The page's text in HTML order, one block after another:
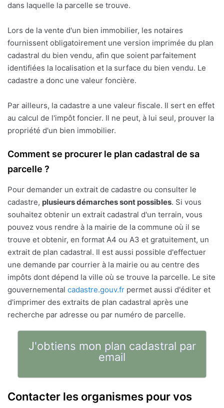
dans laquelle la parcelle se trouve.
Lors de la vente d'un bien immobilier, les notaires
fournissent obligatoirement une version imprimée du plan
cadastral du bien vendu, afin que soient parfaitement
identifiées la localisation et la surface du bien vendu. Le
cadastre a donc une valeur foncière.
Par ailleurs, la cadastre a une valeur fiscale. Il sert en effet
au calcul de l'impôt foncier. Il ne peut, à lui seul, prouver la
propriété d'un bien immobilier.
Comment se procurer le plan cadastral de sa
parcelle ?
Pour demander un extrait de cadastre ou consulter le
cadastre, plusieurs démarches sont possibles. Si vous
souhaitez obtenir un extrait cadastral d'un terrain, vous
pouvez vous rendre à la mairie de la commune où il se
trouve et obtenir, en format A4 ou A3 et gratuitement, un
extrait de plan cadastral. Il est aussi possible d'effectuer
une demande par courrier à la mairie ou au centre des
impôts dont dépend la ville où se trouve la parcelle. Le site
gouvernemental cadastre.gouv.fr permet aussi d'éditer et
d'imprimer des extraits de plan cadastral après une
recherche par adresse ou par numéro de parcelle.
J'obtiens mon plan cadastral par
email
Contacter les organismes pour vos